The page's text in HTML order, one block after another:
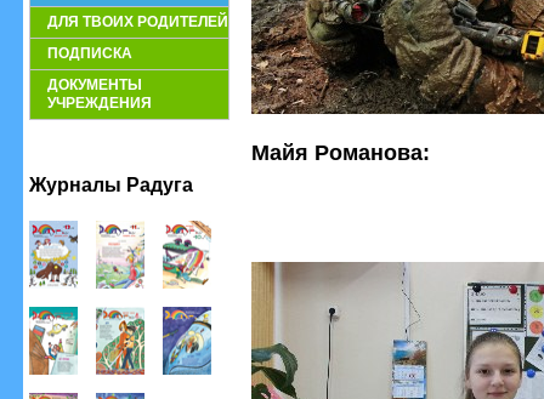
ДЛЯ ТВОИХ РОДИТЕЛЕЙ
ПОДПИСКА
ДОКУМЕНТЫ
УЧРЕЖДЕНИЯ
Журналы Радуга
Майя Романова: